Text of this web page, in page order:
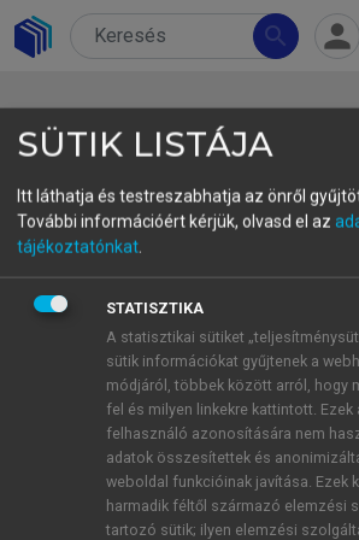
search person
Irodalom
Anderson, John – Ewen, Colin J.
of Dependency Phonology.
Cambridge University Press.
Árnason, Kristján 2011. The
Icelandic. Oxford: Oxford
Avery, Peter – Idsardi, William
dimensions, completion and
Hall (2001, 41–70).
SÜTIK LISTÁJA
Itt láthatja és testreszabhatja az önről
További információért kérjük, olvasd el az
tájékoztatónkat.
STATISZTIKA
A statisztikai sütiket
sütik információkat gyűjtenek a
módjáról, többek között arról, hogy
fel és milyen linkekre kattintott.
felhasználó azonosítására nem
adatok összesítettek és
weboldal funkcióinak javítása. Ezek
harmadik féltől származó elemzési
tartozó sütik; ilyen elemzési